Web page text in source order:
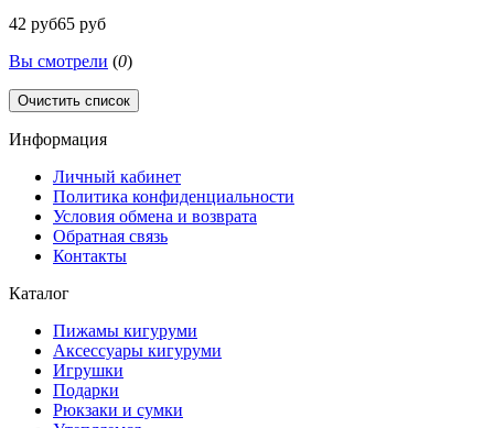
42 руб65 руб
Вы смотрели (0)
Очистить список
Информация
Личный кабинет
Политика конфиденциальности
Условия обмена и возврата
Обратная связь
Контакты
Каталог
Пижамы кигуруми
Аксессуары кигуруми
Игрушки
Подарки
Рюкзаки и сумки